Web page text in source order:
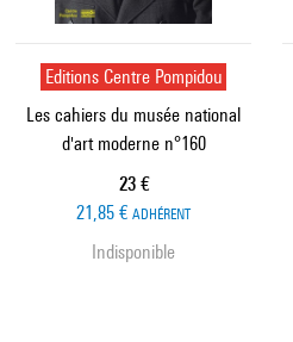
Editions Centre Pompidou
Les cahiers du musée national
d'art moderne n°160
Prix ​​actuel
23 €
21,85 € ADHÉRENT
Indisponible